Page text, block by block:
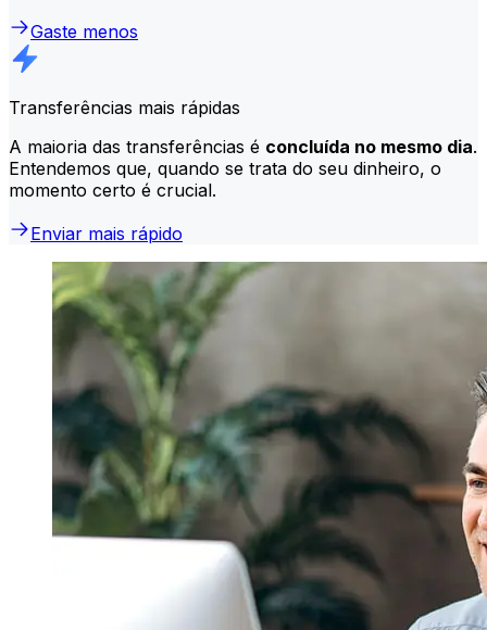
Gaste menos
Transferências mais rápidas
A maioria das transferências é concluída no mesmo dia.
Entendemos que, quando se trata do seu dinheiro, o
momento certo é crucial.
Enviar mais rápido